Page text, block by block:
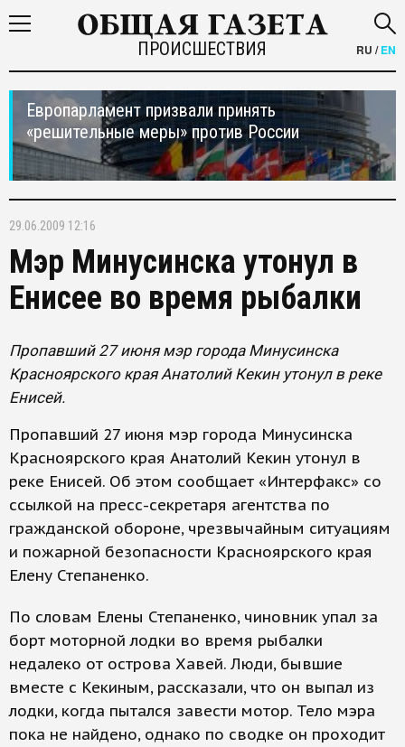
ПРОИСШЕСТВИЯ RU /EN
Европарламент призвали принять
«решительные меры» против России
29.06.2009 12:16
Мэр Минусинска утонул в
Енисее во время рыбалки
Пропавший 27 июня мэр города Минусинска
Красноярского края Анатолий Кекин утонул в реке
Енисей.
Пропавший 27 июня мэр города Минусинска
Красноярского края Анатолий Кекин утонул в
реке Енисей. Об этом сообщает «Интерфакс» со
ссылкой на пресс-секретаря агентства по
гражданской обороне, чрезвычайным ситуациям
и пожарной безопасности Красноярского края
Елену Степаненко.
По словам Елены Степаненко, чиновник упал за
борт моторной лодки во время рыбалки
недалеко от острова Хавей. Люди, бывшие
вместе с Кекиным, рассказали, что он выпал из
лодки, когда пытался завести мотор. Тело мэра
пока не найдено, однако по сводке он проходит